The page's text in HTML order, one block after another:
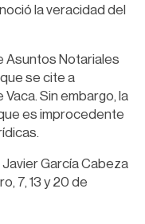
la veracidad del
Asuntos Notariales
se cite a
Sin embargo, la
es improcedente
García Cabeza
7, 13 y 20 de